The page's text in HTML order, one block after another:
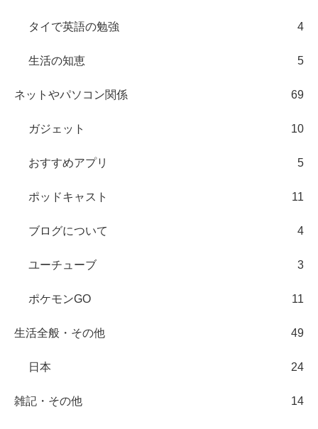
タイで英語の勉強 4
生活の知恵 5
ネットやパソコン関係 69
ガジェット 10
おすすめアプリ 5
ポッドキャスト 11
ブログについて 4
ユーチューブ 3
ポケモンGO 11
生活全般・その他 49
日本 24
雑記・その他 14